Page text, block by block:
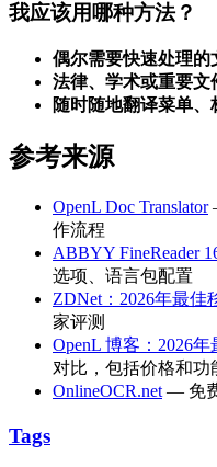
我应该用哪种方法？
偶尔需要快速处理的
法律、学术或重要文
随时随地翻译菜单、
参考来源
OpenL Doc Translator
作流程
ABBYY FineReader
选项、语言包配置
ZDNet：2026年最佳
家评测
OpenL 博客：2026
对比，包括价格和功
OnlineOCR.net — 免
Tags